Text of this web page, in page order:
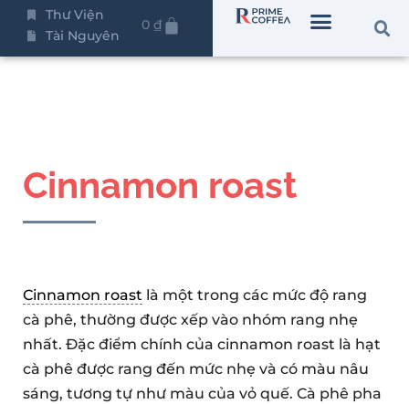
Thư Viện
Tài Nguyên
0 ₫
Cinnamon roast
Cinnamon roast là một trong các mức độ rang
cà phê, thường được xếp vào nhóm rang nhẹ
nhất. Đặc điểm chính của cinnamon roast là hạt
cà phê được rang đến mức nhẹ và có màu nâu
sáng, tương tự như màu của vỏ quế. Cà phê pha